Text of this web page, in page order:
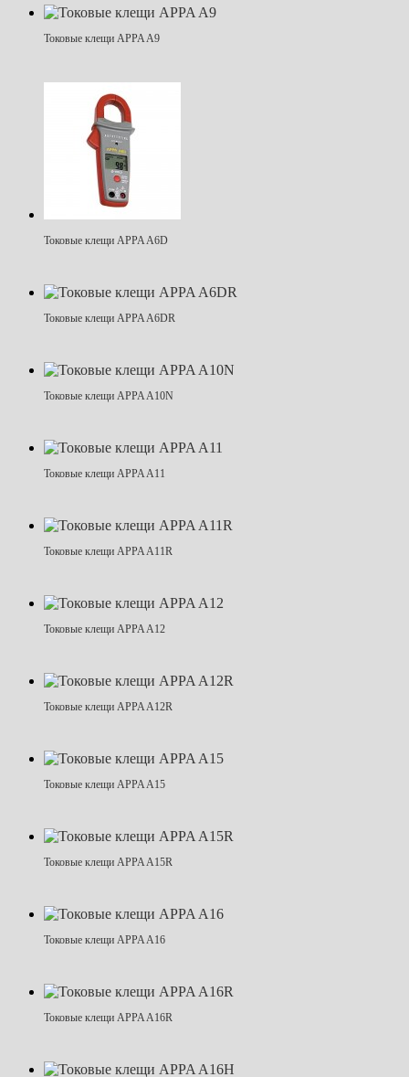
Токовые клещи APPA A9
Токовые клещи APPA A6D
Токовые клещи APPA A6DR
Токовые клещи APPA A10N
Токовые клещи APPA A11
Токовые клещи APPA A11R
Токовые клещи APPA A12
Токовые клещи APPA A12R
Токовые клещи APPA A15
Токовые клещи APPA A15R
Токовые клещи APPA A16
Токовые клещи APPA A16R